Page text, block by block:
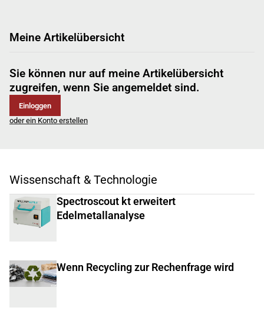
Meine Artikelübersicht
Sie können nur auf meine Artikelübersicht
zugreifen, wenn Sie angemeldet sind.
Einloggen
oder ein Konto erstellen
Wissenschaft & Technologie
Spectroscout kt erweitert
Edelmetallanalyse
Wenn Recycling zur Rechenfrage wird